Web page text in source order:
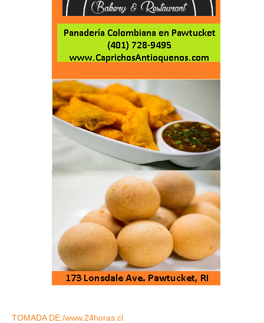
TOMADA DE:/www.24horas.cl